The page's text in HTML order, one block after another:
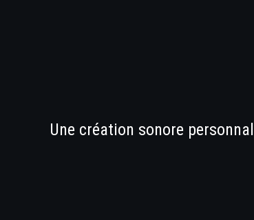
Une création sonore